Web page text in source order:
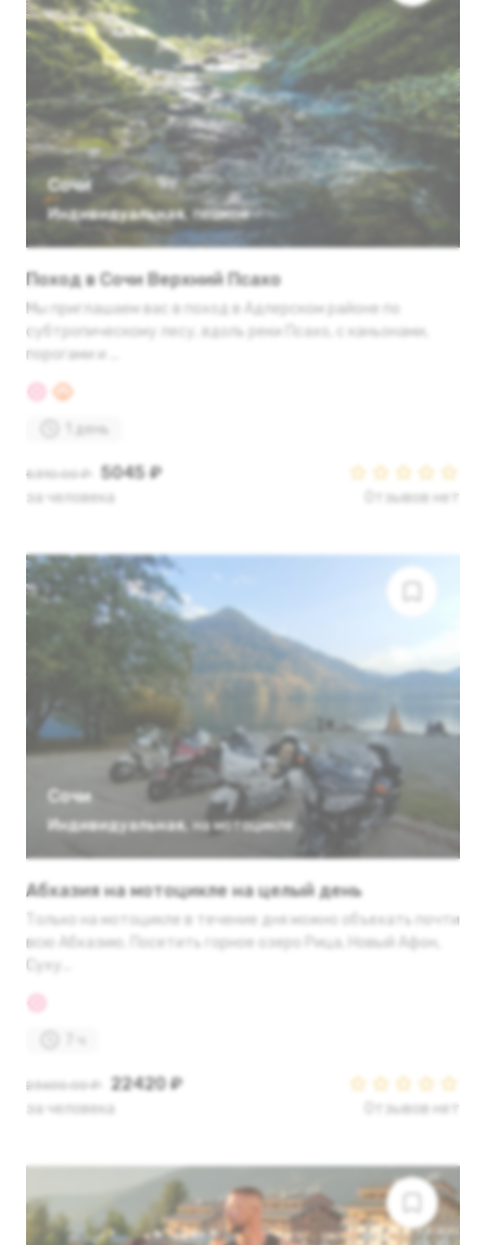
Сочи
Индивидуальная, пешком
Поход в Сочи Верхний Псахо
Мы приглашаем вас в поход в Адлерском районе по
субтропическому лесу, вдоль реки Псахо, с каньонами,
порогами и ...
1 день
5310.00 ₽ 5045 ₽
за человека Отзывов нет
Сочи
Индивидуальная, на мотоцикле
Абхазия на мотоцикле на целый день
Только на мотоцикле в течение дня можно объехать почти
всю Абхазию. Посетить горное озеро Рица, Новый Афон,
Суху...
23600.00 ₽ 22420 ₽
за человека Отзывов нет